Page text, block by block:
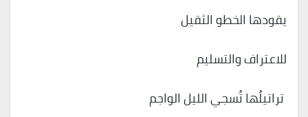
يقودها الخطو الثقيل
للاعتراف والتسليم
تراتيلُها تُسجي الليل الواجم